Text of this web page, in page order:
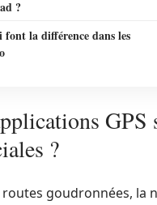
?
la différence dans les
?
routes goudronnées,